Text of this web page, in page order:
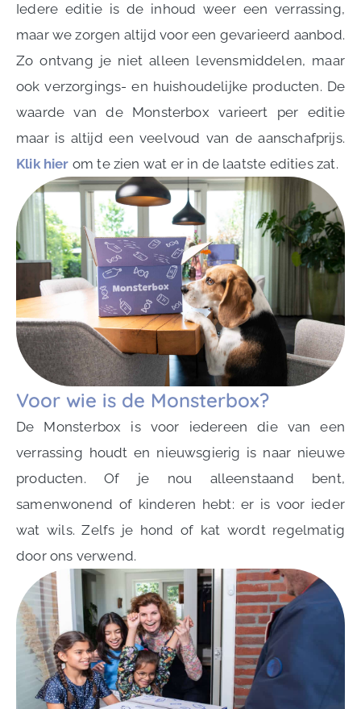
Iedere editie is de inhoud weer een verrassing,
maar we zorgen altijd voor een gevarieerd aanbod.
Zo ontvang je niet alleen levensmiddelen, maar
ook verzorgings- en huishoudelijke producten. De
waarde van de Monsterbox varieert per editie
maar is altijd een veelvoud van de aanschafprijs.
Klik hier om te zien wat er in de laatste edities zat.
Voor wie is de Monsterbox?
De Monsterbox is voor iedereen die van een
verrassing houdt en nieuwsgierig is naar nieuwe
producten. Of je nou alleenstaand bent,
samenwonend of kinderen hebt: er is voor ieder
wat wils. Zelfs je hond of kat wordt regelmatig
door ons verwend.